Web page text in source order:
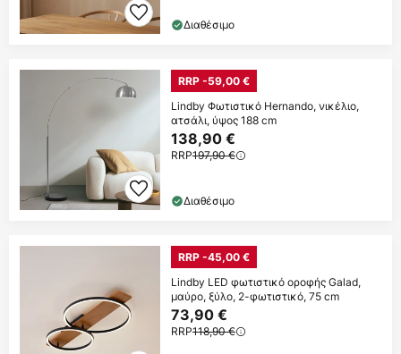
Διαθέσιμο
RRP -59,00 €
Lindby Φωτιστικό Hernando, νικέλιο,
ατσάλι, ύψος 188 cm
138,90 €
RRP197,90 €
Διαθέσιμο
RRP -45,00 €
Lindby LED φωτιστικό οροφής Galad,
μαύρο, ξύλο, 2-φωτιστικό, 75 cm
73,90 €
RRP118,90 €